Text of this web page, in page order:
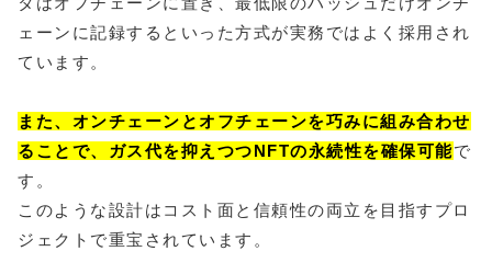
ェーンに記録するといった方式が実務ではよく採用され
ています。
また、オンチェーンとオフチェーンを巧みに組み合わせ
ることで、ガス代を抑えつつNFTの永続性を確保可能で
す。
このような設計はコスト面と信頼性の両立を目指すプロ
ジェクトで重宝されています。